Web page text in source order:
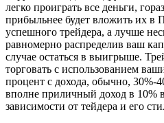
легко проиграть все деньги,
прибыльнее будет вложить их
успешного трейдера, а лучше
равномерно распределив ваш
случае остаться в выигрыше.
торговать с использованием
процент с дохода, обычно, 30%-
вполне приличный доход в 10%
зависимости от тейдера и его